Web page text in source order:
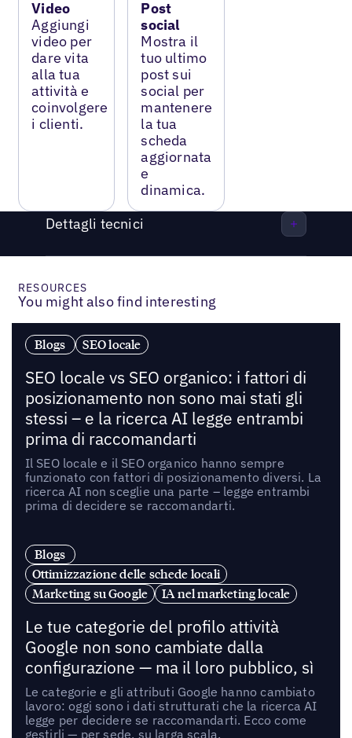
Video
Aggiungi
video per
dare vita
alla tua
attività e
coinvolgere
i clienti.
Post
social
Mostra il
tuo ultimo
post sui
social per
mantenere
la tua
scheda
aggiornata
e
dinamica.
Dettagli tecnici
RESOURCES
You might also find interesting
Blogs SEO locale
SEO locale vs SEO organico: i fattori di
posizionamento non sono mai stati gli
stessi – e la ricerca AI legge entrambi
prima di raccomandarti
Il SEO locale e il SEO organico hanno sempre
funzionato con fattori di posizionamento diversi. La
ricerca AI non sceglie una parte – legge entrambi
prima di decidere se raccomandarti.
Blogs
Ottimizzazione delle schede locali
Marketing su Google
IA nel marketing locale
Le tue categorie del profilo attività
Google non sono cambiate dalla
configurazione — ma il loro pubblico, sì
Le categorie e gli attributi Google hanno cambiato
lavoro: oggi sono i dati strutturati che la ricerca AI
legge per decidere se raccomandarti. Ecco come
gestirli — per sede, su larga scala.